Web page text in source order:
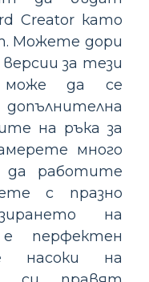
Creator като
Можете дори
за тези
може да се
на ръка за
много
работите
с празно
на
перфектен
насоки на